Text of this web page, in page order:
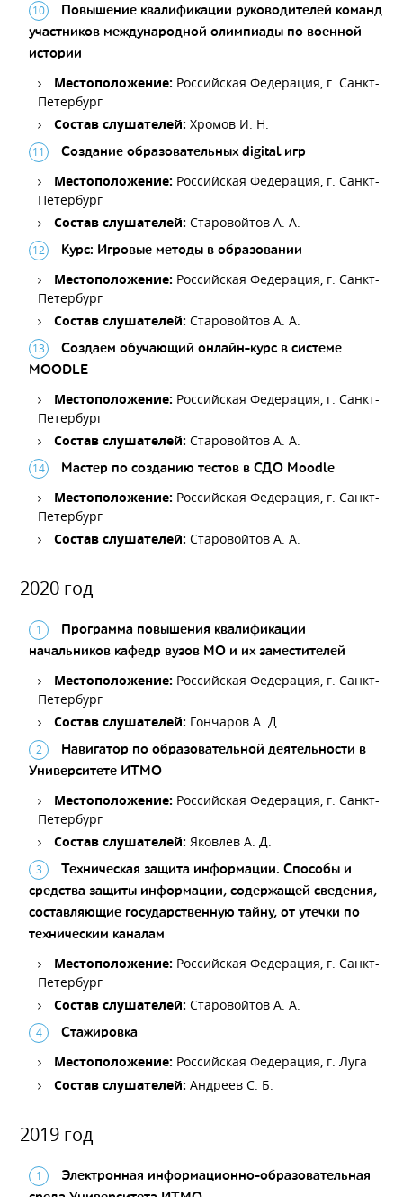
Повышение квалификации руководителей команд
участников международной олимпиады по военной
истории
Местоположение: Российская Федерация, г. Санкт-
Петербург
Состав слушателей:Хромов И. Н.
Создание образовательных digital игр
Местоположение: Российская Федерация, г. Санкт-
Петербург
Состав слушателей:Старовойтов А. А.
Курс: Игровые методы в образовании
Местоположение: Российская Федерация, г. Санкт-
Петербург
Состав слушателей:Старовойтов А. А.
Создаем обучающий онлайн-курс в системе
MOODLE
Местоположение: Российская Федерация, г. Санкт-
Петербург
Состав слушателей:Старовойтов А. А.
Мастер по созданию тестов в СДО Moodle
Местоположение: Российская Федерация, г. Санкт-
Петербург
Состав слушателей:Старовойтов А. А.
2020 год
Программа повышения квалификации
начальников кафедр вузов МО и их заместителей
Местоположение: Российская Федерация, г. Санкт-
Петербург
Состав слушателей: Гончаров А. Д.
Навигатор по образовательной деятельности в
Университете ИТМО
Местоположение: Российская Федерация, г. Санкт-
Петербург
Состав слушателей:Яковлев А. Д.
Техническая защита информации. Способы и
средства защиты информации, содержащей сведения,
составляющие государственную тайну, от утечки по
техническим каналам
Местоположение: Российская Федерация, г. Санкт-
Петербург
Состав слушателей:Старовойтов А. А.
Стажировка
Местоположение: Российская Федерация, г. Луга
Состав слушателей:Андреев С. Б.
2019 год
Электронная информационно-образовательная